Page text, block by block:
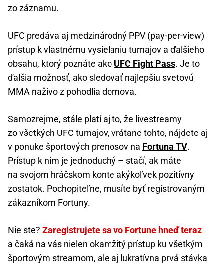
zo záznamu.
UFC predáva aj medzinárodný PPV (pay-per-view)
prístup k vlastnému vysielaniu turnajov a ďalšieho
obsahu, ktorý poznáte ako UFC Fight Pass. Je to
ďalšia možnosť, ako sledovať najlepšiu svetovú
MMA naživo z pohodlia domova.
Samozrejme, stále platí aj to, že livestreamy
zo všetkých UFC turnajov, vrátane tohto, nájdete aj
v ponuke športových prenosov na Fortuna TV.
Prístup k nim je jednoduchý – stačí, ak máte
na svojom hráčskom konte akýkoľvek pozitívny
zostatok. Pochopiteľne, musíte byť registrovaným
zákazníkom Fortuny.
Nie ste? Zaregistrujete sa vo Fortune hneď teraz
a čaká na vás nielen okamžitý prístup ku všetkým
športovým streamom, ale aj lukratívna prvá stávka